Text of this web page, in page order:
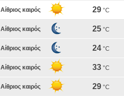
Αίθριος καιρός 29 °C
Αίθριος καιρός 25 °C
Αίθριος καιρός 24 °C
Αίθριος καιρός 33 °C
Αίθριος καιρός 29 °C